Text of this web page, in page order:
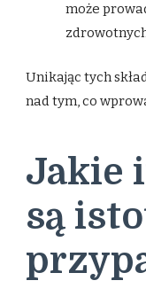
może
Unikając tych
nad tym, co
Jakie
są